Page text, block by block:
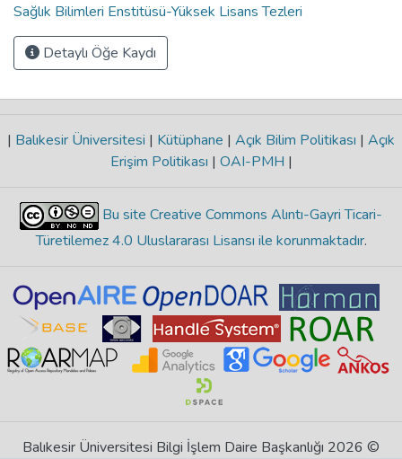
Sağlık Bilimleri Enstitüsü-Yüksek Lisans Tezleri
Detaylı Öğe Kaydı
| Balıkesir Üniversitesi | Kütüphane | Açık Bilim Politikası | Açık
Erişim Politikası | OAI-PMH |
Bu site Creative Commons Alıntı-Gayri Ticari-
Türetilemez 4.0 Uluslararası Lisansı ile korunmaktadır.
Balıkesir Üniversitesi Bilgi İşlem Daire Başkanlığı 2026 ©